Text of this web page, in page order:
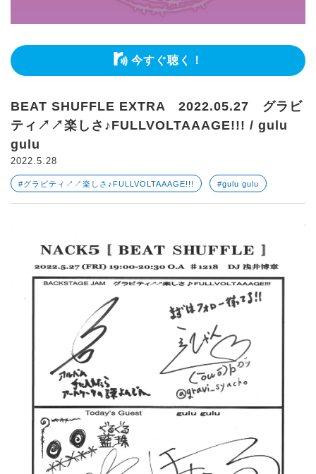
今すぐ聴く！
BEAT SHUFFLE EXTRA 2022.05.27 グラビ
ティ↗↗楽しさ♪FULLVOLTAAAGE!!! / gulu
gulu
2022.5.28
#グラビティ↗↗楽しさ♪FULLVOLTAAAGE!!! #gulu gulu